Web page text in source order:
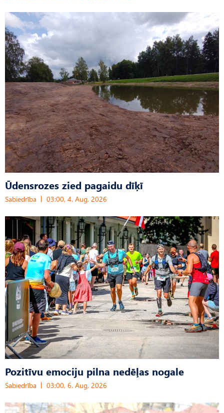
Ūdensrozes zied pagaidu dīķī
Sabiedrība 03:00, 4. Aug, 2026
Pozitīvu emociju pilna nedēļas nogale
Sabiedrība 03:00, 6. Aug, 2026